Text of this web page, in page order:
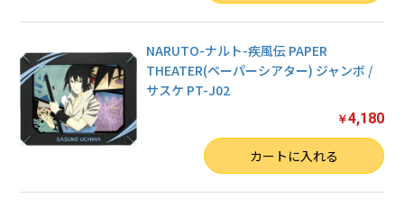
NARUTO-ナルト-疾風伝 PAPER
THEATER(ペーパーシアター) ジャンボ /
サスケ PT-J02
￥4,180
カートに入れる